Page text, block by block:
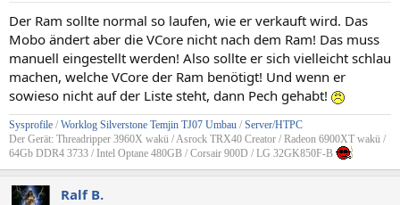
Der Ram sollte normal so laufen, wie er verkauft wird. Das
Mobo ändert aber die VCore nicht nach dem Ram! Das muss
manuell eingestellt werden! Also sollte er sich vielleicht schlau
machen, welche VCore der Ram benötigt! Und wenn er
sowieso nicht auf der Liste steht, dann Pech gehabt!
Sysprofile / Worklog Silverstone Temjin TJ07 Umbau / Server/HTPC
Der Gerät: Threadripper 3960X wakü / Asrock TRX40 Creator / Radeon 6900XT wakü /
64Gb DDR4 3733 / Intel Optane 480GB / Corsair 900D / LG 32GK850F-B
Ralf B.